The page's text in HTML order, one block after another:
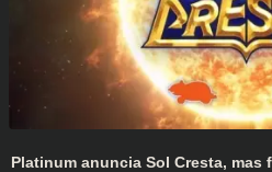
Platinum anuncia Sol Cresta, mas